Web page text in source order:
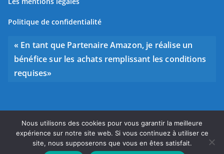
Politique de confidentialité
« En tant que Partenaire Amazon, je réalise un
bénéfice sur les achats remplissant les conditions
requises»
Copyright © 2026 Bien choisir sa guitare. Tous droits
réservés.
Nous utilisons des cookies pour vous garantir la meilleure
expérience sur notre site web. Si vous continuez à utiliser ce
site, nous supposerons que vous en êtes satisfait.